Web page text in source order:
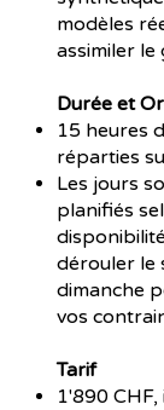
modèles
assimiler
Durée et
15 heures
réparties
Les jours
planifiés
dérouler le
dimanche
vos
Tarif
1'890